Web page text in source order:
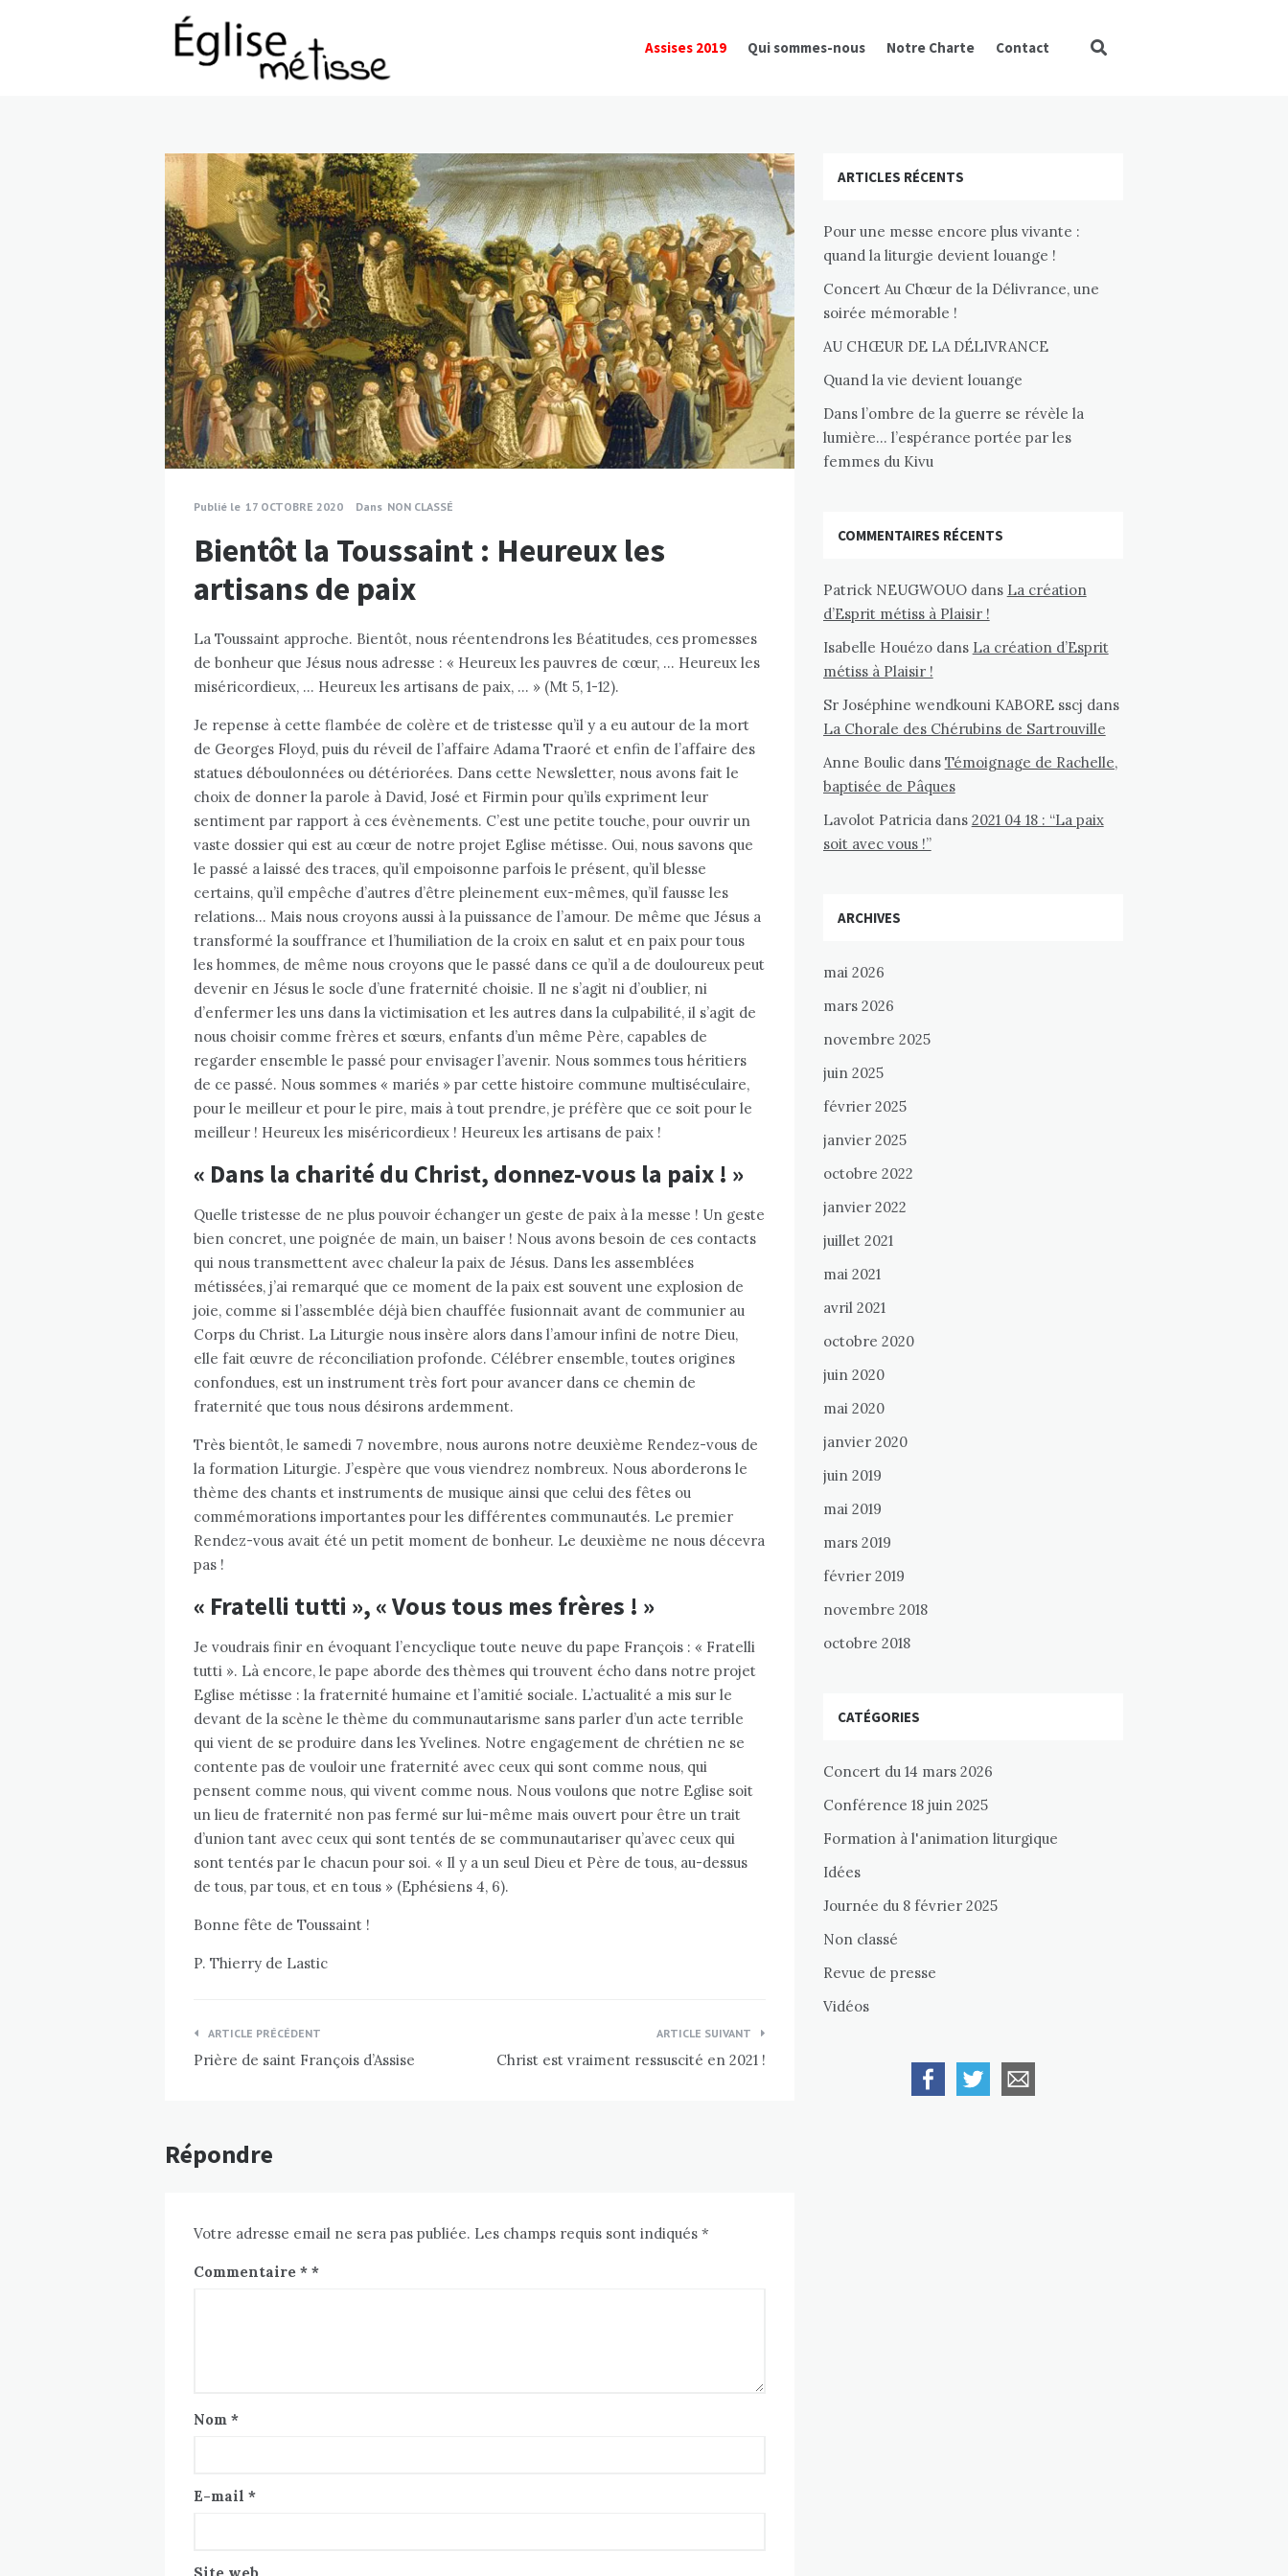
Assises 2019 Qui sommes-nous Notre Charte Contact
Publié le 17 OCTOBRE 2020 Dans NON CLASSÉ
Bientôt la Toussaint : Heureux les
artisans de paix
La Toussaint approche. Bientôt, nous réentendrons les Béatitudes, ces promesses
de bonheur que Jésus nous adresse : « Heureux les pauvres de cœur, … Heureux les
miséricordieux, … Heureux les artisans de paix, … » (Mt 5, 1-12).
Je repense à cette flambée de colère et de tristesse qu’il y a eu autour de la mort
de Georges Floyd, puis du réveil de l’affaire Adama Traoré et enfin de l’affaire des
statues déboulonnées ou détériorées. Dans cette Newsletter, nous avons fait le
choix de donner la parole à David, José et Firmin pour qu’ils expriment leur
sentiment par rapport à ces évènements. C’est une petite touche, pour ouvrir un
vaste dossier qui est au cœur de notre projet Eglise métisse. Oui, nous savons que
le passé a laissé des traces, qu’il empoisonne parfois le présent, qu’il blesse
certains, qu’il empêche d’autres d’être pleinement eux-mêmes, qu’il fausse les
relations… Mais nous croyons aussi à la puissance de l’amour. De même que Jésus a
transformé la souffrance et l’humiliation de la croix en salut et en paix pour tous
les hommes, de même nous croyons que le passé dans ce qu’il a de douloureux peut
devenir en Jésus le socle d’une fraternité choisie. Il ne s’agit ni d’oublier, ni
d’enfermer les uns dans la victimisation et les autres dans la culpabilité, il s’agit de
nous choisir comme frères et sœurs, enfants d’un même Père, capables de
regarder ensemble le passé pour envisager l’avenir. Nous sommes tous héritiers
de ce passé. Nous sommes « mariés » par cette histoire commune multiséculaire,
pour le meilleur et pour le pire, mais à tout prendre, je préfère que ce soit pour le
meilleur ! Heureux les miséricordieux ! Heureux les artisans de paix !
« Dans la charité du Christ, donnez-vous la paix ! »
Quelle tristesse de ne plus pouvoir échanger un geste de paix à la messe ! Un geste
bien concret, une poignée de main, un baiser ! Nous avons besoin de ces contacts
qui nous transmettent avec chaleur la paix de Jésus. Dans les assemblées
métissées, j’ai remarqué que ce moment de la paix est souvent une explosion de
joie, comme si l’assemblée déjà bien chauffée fusionnait avant de communier au
Corps du Christ. La Liturgie nous insère alors dans l’amour infini de notre Dieu,
elle fait œuvre de réconciliation profonde. Célébrer ensemble, toutes origines
confondues, est un instrument très fort pour avancer dans ce chemin de
fraternité que tous nous désirons ardemment.
Très bientôt, le samedi 7 novembre, nous aurons notre deuxième Rendez-vous de
la formation Liturgie. J’espère que vous viendrez nombreux. Nous aborderons le
thème des chants et instruments de musique ainsi que celui des fêtes ou
commémorations importantes pour les différentes communautés. Le premier
Rendez-vous avait été un petit moment de bonheur. Le deuxième ne nous décevra
pas !
« Fratelli tutti », « Vous tous mes frères ! »
Je voudrais finir en évoquant l’encyclique toute neuve du pape François : « Fratelli
tutti ». Là encore, le pape aborde des thèmes qui trouvent écho dans notre projet
Eglise métisse : la fraternité humaine et l’amitié sociale. L’actualité a mis sur le
devant de la scène le thème du communautarisme sans parler d’un acte terrible
qui vient de se produire dans les Yvelines. Notre engagement de chrétien ne se
contente pas de vouloir une fraternité avec ceux qui sont comme nous, qui
pensent comme nous, qui vivent comme nous. Nous voulons que notre Eglise soit
un lieu de fraternité non pas fermé sur lui-même mais ouvert pour être un trait
d’union tant avec ceux qui sont tentés de se communautariser qu’avec ceux qui
sont tentés par le chacun pour soi. « Il y a un seul Dieu et Père de tous, au-dessus
de tous, par tous, et en tous » (Ephésiens 4, 6).
Bonne fête de Toussaint !
P. Thierry de Lastic
Navigation
de
ARTICLE PRÉCÉDENT
Prière de saint François d’Assise
ARTICLE SUIVANT
Christ est vraiment ressuscité en 2021 !
Répondre
Votre adresse email ne sera pas publiée. Les champs requis sont indiqués *
Commentaire *
Nom *
E-mail *
Site web
ARTICLES RÉCENTS
Pour une messe encore plus vivante :
quand la liturgie devient louange !
Concert Au Chœur de la Délivrance, une
soirée mémorable !
AU CHŒUR DE LA DÉLIVRANCE
Quand la vie devient louange
Dans l’ombre de la guerre se révèle la
lumière… l’espérance portée par les
femmes du Kivu
COMMENTAIRES RÉCENTS
Patrick NEUGWOUOdans La création
d’Esprit métiss à Plaisir !
Isabelle Houézodans La création d’Esprit
métiss à Plaisir !
Sr Joséphine wendkouni KABORE sscj dans
La Chorale des Chérubins de Sartrouville
Anne Boulicdans Témoignage de Rachelle,
baptisée de Pâques
Lavolot Patriciadans 2021 04 18 : “La paix
soit avec vous !”
ARCHIVES
mai 2026
mars 2026
novembre 2025
juin 2025
février 2025
janvier 2025
octobre 2022
janvier 2022
juillet 2021
mai 2021
avril 2021
octobre 2020
juin 2020
mai 2020
janvier 2020
juin 2019
mai 2019
mars 2019
février 2019
novembre 2018
octobre 2018
CATÉGORIES
Concert du 14 mars 2026
Conférence 18 juin 2025
Formation à l'animation liturgique
Idées
Journée du 8 février 2025
Non classé
Revue de presse
Vidéos